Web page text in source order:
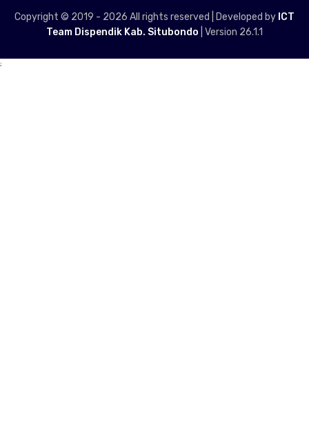
Copyright © 2019 - 2026 All rights reserved | Developed by ICT
Team Dispendik Kab. Situbondo | Version 26.1.1
;